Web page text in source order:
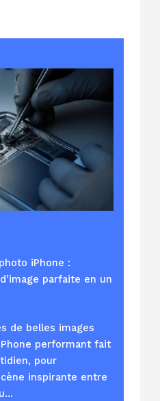
iPhone :
parfaite en un
de belles images
performant fait
pour
inspirante entre